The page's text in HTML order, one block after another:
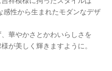
感性から生まれたモダンなデザ
華やかさとかわいらしさを
が美しく輝きますように。